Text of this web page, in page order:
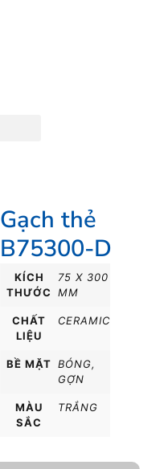
Gạch thẻ
B75300-D
KÍCH
THƯỚC
75 X 300
MM
CHẤT
LIỆU
CERAMIC
BỀ MẶT BÓNG,
GỢN
MÀU
SẮC
TRẮNG